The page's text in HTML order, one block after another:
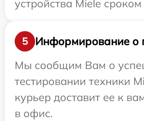
устройства Miele сроком
5
Информирование о
Мы сообщим Вам о
тестировании техники
курьер доставит ее к
в офис.